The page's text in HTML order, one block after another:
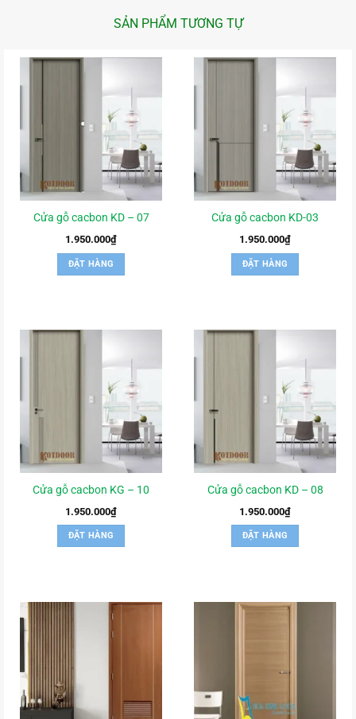
SẢN PHẨM TƯƠNG TỰ
Cửa gỗ cacbon KD – 07
1.950.000₫
ĐẶT HÀNG
Cửa gỗ cacbon KD-03
1.950.000₫
ĐẶT HÀNG
Cửa gỗ cacbon KG – 10
1.950.000₫
ĐẶT HÀNG
Cửa gỗ cacbon KD – 08
1.950.000₫
ĐẶT HÀNG